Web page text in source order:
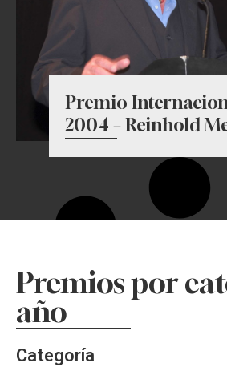
Premio
2004 – Reinhold
Premios por
año
Categoría